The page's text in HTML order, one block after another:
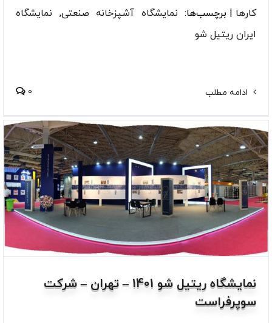
کارها | برچسب‌ها: نمایشگاه آشپزخانه صنعتی, نمایشگاه
ایران ریتیل شو
ادامه مطلب 0
نمایشگاه ریتیل شو 1401 – تهران – شرکت
سوپرفراست